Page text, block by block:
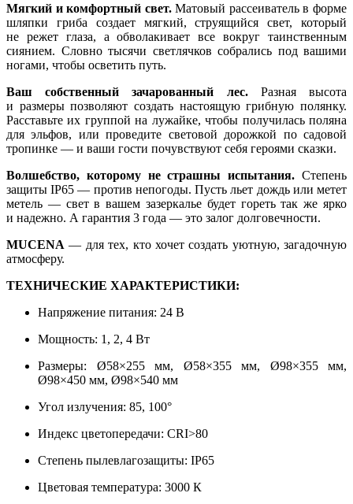
Мягкий и комфортный свет.Матовый рассеиватель в форме
шляпки гриба создает мягкий, струящийся свет, который
не режет глаза, а обволакивает все вокруг таинственным
сиянием. Словно тысячи светлячков собрались под вашими
ногами, чтобы осветить путь.
Ваш собственный зачарованный лес.Разная высота
и размеры позволяют создать настоящую грибную полянку.
Расставьте их группой на лужайке, чтобы получилась поляна
для эльфов, или проведите световой дорожкой по садовой
тропинке — и ваши гости почувствуют себя героями сказки.
Волшебство, которому не страшны испытания. Степень
защиты IP65 — против непогоды. Пусть льет дождь или метет
метель — свет в вашем зазеркалье будет гореть так же ярко
и надежно. А гарантия 3 года — это залог долговечности.
MUCENA — для тех, кто хочет создать уютную, загадочную
атмосферу.
ТЕХНИЧЕСКИЕ ХАРАКТЕРИСТИКИ:
Напряжение питания: 24 В
Мощность: 1, 2, 4 Вт
Размеры: Ø58×255 мм, Ø58×355 мм, Ø98×355 мм,
Ø98×450 мм, Ø98×540 мм
Угол излучения: 85, 100°
Индекс цветопередачи: CRI>80
Степень пылевлагозащиты: IP65
Цветовая температура: 3000 К